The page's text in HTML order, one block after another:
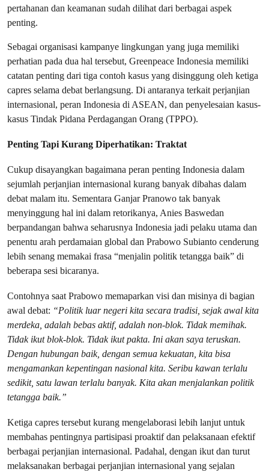
pertahanan dan keamanan sudah dilihat dari berbagai aspek
penting.
Sebagai organisasi kampanye lingkungan yang juga memiliki
perhatian pada dua hal tersebut, Greenpeace Indonesia memiliki
catatan penting dari tiga contoh kasus yang disinggung oleh ketiga
capres selama debat berlangsung. Di antaranya terkait perjanjian
internasional, peran Indonesia di ASEAN, dan penyelesaian kasus-
kasus Tindak Pidana Perdagangan Orang (TPPO).
Penting Tapi Kurang Diperhatikan: Traktat
Cukup disayangkan bagaimana peran penting Indonesia dalam
sejumlah perjanjian internasional kurang banyak dibahas dalam
debat malam itu. Sementara Ganjar Pranowo tak banyak
menyinggung hal ini dalam retorikanya, Anies Baswedan
berpandangan bahwa seharusnya Indonesia jadi pelaku utama dan
penentu arah perdamaian global dan Prabowo Subianto cenderung
lebih senang memakai frasa “menjalin politik tetangga baik” di
beberapa sesi bicaranya.
Contohnya saat Prabowo memaparkan visi dan misinya di bagian
awal debat: “Politik luar negeri kita secara tradisi, sejak awal kita
merdeka, adalah bebas aktif, adalah non-blok. Tidak memihak.
Tidak ikut blok-blok. Tidak ikut pakta. Ini akan saya teruskan.
Dengan hubungan baik, dengan semua kekuatan, kita bisa
mengamankan kepentingan nasional kita. Seribu kawan terlalu
sedikit, satu lawan terlalu banyak. Kita akan menjalankan politik
tetangga baik.”
Ketiga capres tersebut kurang mengelaborasi lebih lanjut untuk
membahas pentingnya partisipasi proaktif dan pelaksanaan efektif
berbagai perjanjian internasional. Padahal, dengan ikut dan turut
melaksanakan berbagai perjanjian internasional yang sejalan